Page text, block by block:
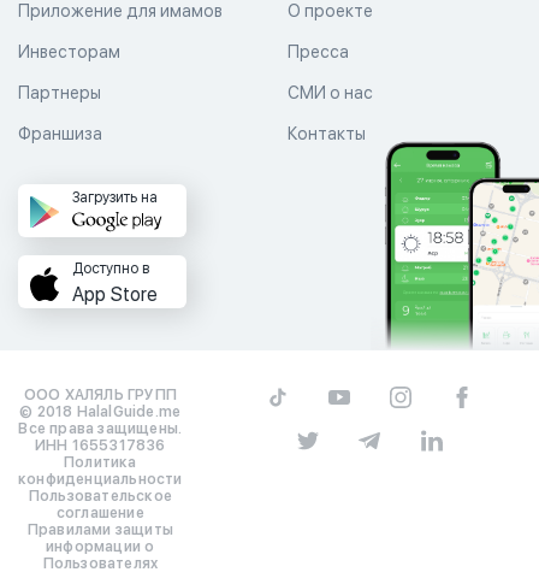
Приложение для имамов О проекте
Пресса
СМИ о нас
Контакты
Инвесторам
Партнеры
Франшиза
Загрузить на
Доступно в
App Store
ООО ХАЛЯЛЬ ГРУПП
© 2018 HalalGuide.me
Все права защищены.
ИНН 1655317836
Политика
конфиденциальности
Пользовательское
соглашение
Правилами защиты
информации о
Пользователях